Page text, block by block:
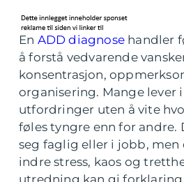
En ADD diagnose handler
å forstå vedvarende
konsentrasjon,
organisering. Mange lever
utfordringer uten å vite
føles tyngre enn for andre.
seg faglig eller i jobb, men
indre stress, kaos og
utredning kan gi